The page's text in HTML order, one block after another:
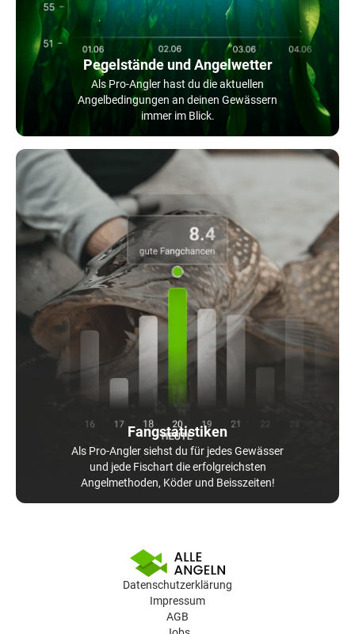
Pegelstände und Angelwetter
Als Pro-Angler hast du die aktuellen
Angelbedingungen an deinen Gewässern
immer im Blick.
Fangstatistiken
Als Pro-Angler siehst du für jedes Gewässer
und jede Fischart die erfolgreichsten
Angelmethoden, Köder und Beisszeiten!
Datenschutzerklärung
Impressum
AGB